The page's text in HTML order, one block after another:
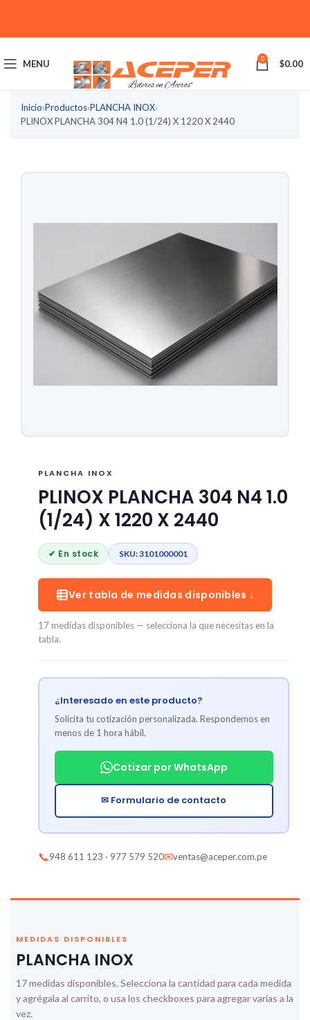
MENU 0 $0.00
Inicio›Productos›PLANCHA INOX›
PLINOX PLANCHA 304 N4 1.0 (1/24) X 1220 X 2440
PLANCHA INOX
PLINOX PLANCHA 304 N4 1.0
(1/24) X 1220 X 2440
✔ En stock SKU: 3101000001
Ver tabla de medidas disponibles ↓
17 medidas disponibles — selecciona la que necesitas en la
tabla.
¿Interesado en este producto?
Solicita tu cotización personalizada. Respondemos en
menos de 1 hora hábil.
Cotizar por WhatsApp
✉ Formulario de contacto
📞948 611 123 · 977 579 520✉ventas@aceper.com.pe
MEDIDAS DISPONIBLES
PLANCHA INOX
17 medidas disponibles. Selecciona la cantidad para cada medida
y agrégala al carrito, o usa los checkboxes para agregar varias a la
vez.